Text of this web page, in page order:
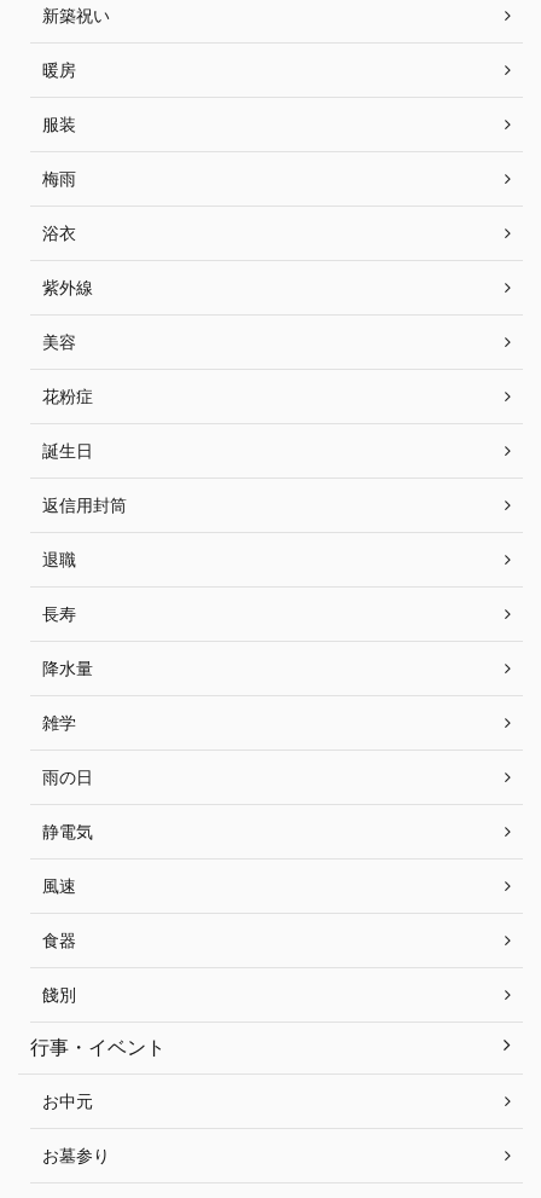
新築祝い
暖房
服装
梅雨
浴衣
紫外線
美容
花粉症
誕生日
返信用封筒
退職
長寿
降水量
雑学
雨の日
静電気
風速
食器
餞別
行事・イベント
お中元
お墓参り